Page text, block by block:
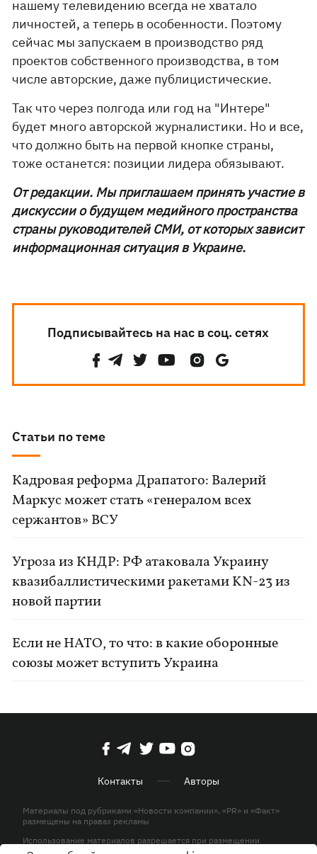
нашему телевидению всегда не хватало
личностей, а теперь в особенности. Поэтому
сейчас мы запускаем в производство ряд
проектов собственного производства, в том
числе авторские, даже публицистические.
Так что через полгода или год на "Интере"
будет много авторской журналистики. Но и все,
что должно быть на первой кнопке страны,
тоже останется: позиции лидера обязывают.
От редакции. Мы приглашаем принять участие в
дискуссии о будущем медийного пространства
страны руководителей СМИ, от которых зависит
информационная ситуация в Украине.
Подписывайтесь на нас в соц. сетях
Статьи по теме
Кадровая реформа Драпатого: Валерий
Маркус может стать «генералом всех
сержантов» ВСУ
Угроза из КНДР: РФ атаковала Украину
квазибаллистическими ракетами KN-23 из
новой партии
Если не НАТО, то что: в какие оборонные
союзы может вступить Украина
Контакты Авторы
Материалы под рубриками «Новости компании», «PR» и «Факт»
размещены на правах рекламы
Использование материалов разрешается при размещении
активной гиперссылки на KP.UA в первом абзаце.